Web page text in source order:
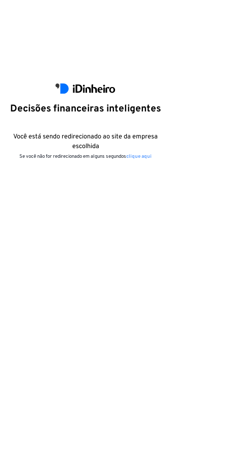
Decisões financeiras inteligentes
Você está sendo redirecionado ao site da empresa
escolhida
Se você não for redirecionado em alguns segundosclique aqui